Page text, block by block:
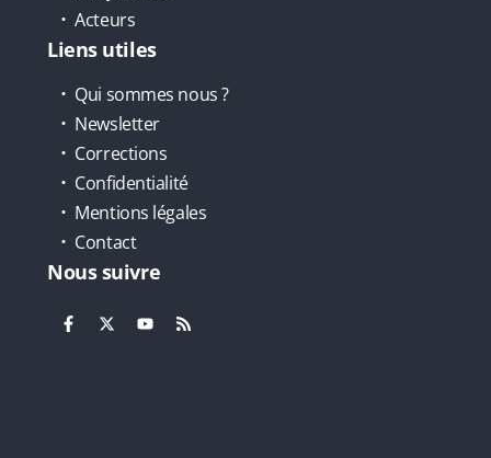
Acteurs
Liens utiles
Qui sommes nous ?
Newsletter
Corrections
Confidentialité
Mentions légales
Contact
Nous suivre